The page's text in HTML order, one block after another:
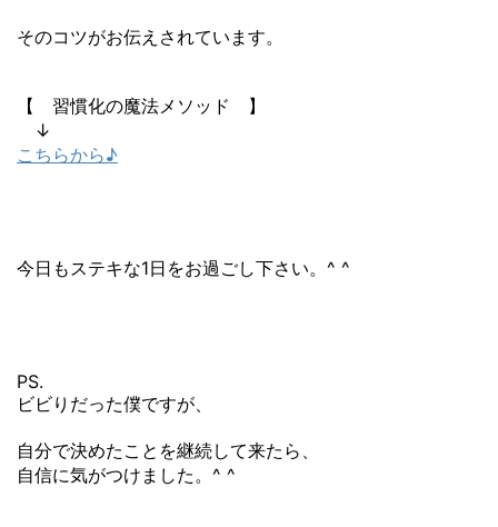
そのコツがお伝えされています。
【 習慣化の魔法メソッド 】
↓
こちらから♪
今日もステキな1日をお過ごし下さい。^ ^
PS.
ビビりだった僕ですが、
自分で決めたことを継続して来たら、
自信に気がつけました。^ ^